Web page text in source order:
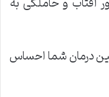
درمان شما احساس